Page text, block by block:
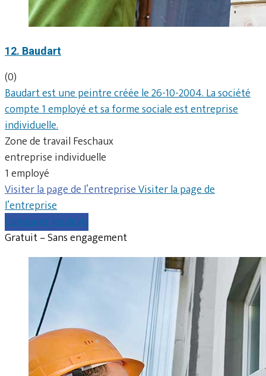
12. Baudart
(0)
Baudart est une peintre créée le 26-10-2004. La société
compte 1 employé et sa forme sociale est entreprise
individuelle.
Zone de travail Feschaux
entreprise individuelle
1 employé
Visiter la page de l’entrepriseVisiter la page de
l’entreprise
Comparer les devis
Gratuit – Sans engagement